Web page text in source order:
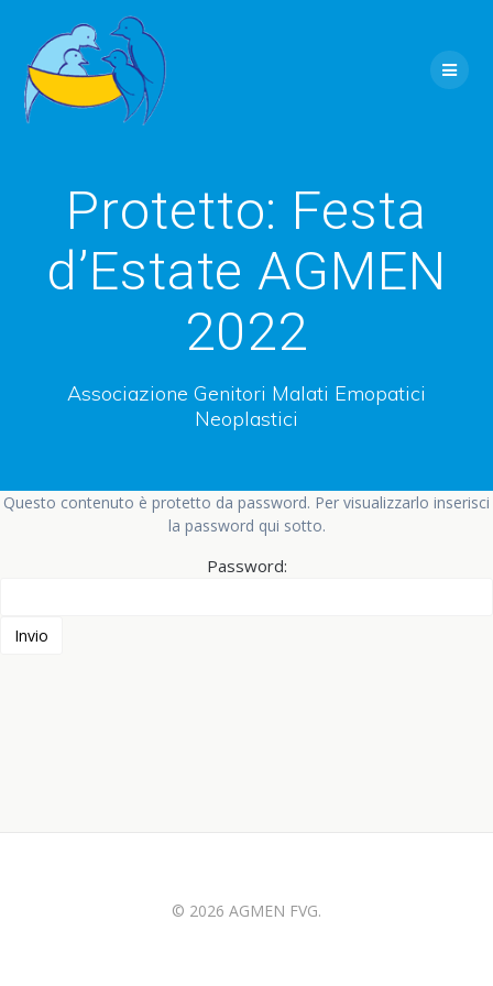
Protetto: Festa
d’Estate AGMEN
2022
Associazione Genitori Malati Emopatici
Neoplastici
Questo contenuto è protetto da password. Per visualizzarlo inserisci
la password qui sotto.
Password:
© 2026 AGMEN FVG.